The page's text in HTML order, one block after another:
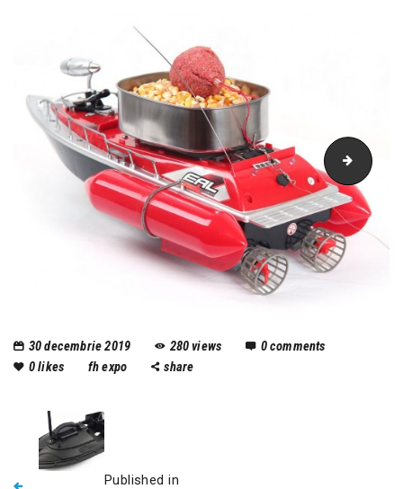
21
30 decembrie 2019 280views 0comments
0likes fh expo share
Published in